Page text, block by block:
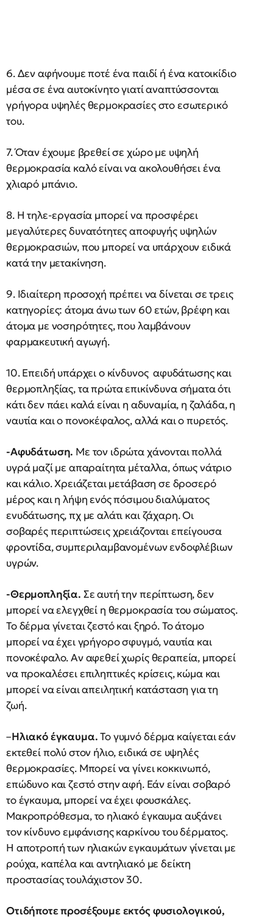
6. Δεν αφήνουμε ποτέ ένα παιδί ή ένα κατοικίδιο
μέσα σε ένα αυτοκίνητο γιατί αναπτύσσονται
γρήγορα υψηλές θερμοκρασίες στο εσωτερικό
του.
7. Όταν έχουμε βρεθεί σε χώρο με υψηλή
θερμοκρασία καλό είναι να ακολουθήσει ένα
χλιαρό μπάνιο.
8. Η τηλε-εργασία μπορεί να προσφέρει
μεγαλύτερες δυνατότητες αποφυγής υψηλών
θερμοκρασιών, που μπορεί να υπάρχουν ειδικά
κατά την μετακίνηση.
9. Ιδιαίτερη προσοχή πρέπει να δίνεται σε τρεις
κατηγορίες: άτομα άνω των 60 ετών, βρέφη και
άτομα με νοσηρότητες, που λαμβάνουν
φαρμακευτική αγωγή.
10. Επειδή υπάρχει ο κίνδυνος αφυδάτωσης και
θερμοπληξίας, τα πρώτα επικίνδυνα σήματα ότι
κάτι δεν πάει καλά είναι η αδυναμία, η ζαλάδα, η
ναυτία και ο πονοκέφαλος, αλλά και ο πυρετός.
-Αφυδάτωση. Με τον ιδρώτα χάνονται πολλά
υγρά μαζί με απαραίτητα μέταλλα, όπως νάτριο
και κάλιο. Χρειάζεται μετάβαση σε δροσερό
μέρος και η λήψη ενός πόσιμου διαλύματος
ενυδάτωσης, πχ με αλάτι και ζάχαρη. Οι
σοβαρές περιπτώσεις χρειάζονται επείγουσα
φροντίδα, συμπεριλαμβανομένων ενδοφλέβιων
υγρών.
-Θερμοπληξία. Σε αυτή την περίπτωση, δεν
μπορεί να ελεγχθεί η θερμοκρασία του σώματος.
Το δέρμα γίνεται ζεστό και ξηρό. Το άτομο
μπορεί να έχει γρήγορο σφυγμό, ναυτία και
πονοκέφαλο. Αν αφεθεί χωρίς θεραπεία, μπορεί
να προκαλέσει επιληπτικές κρίσεις, κώμα και
μπορεί να είναι απειλητική κατάσταση για τη
ζωή.
–Ηλιακό έγκαυμα.Το γυμνό δέρμα καίγεται εάν
εκτεθεί πολύ στον ήλιο, ειδικά σε υψηλές
θερμοκρασίες. Μπορεί να γίνει κοκκινωπό,
επώδυνο και ζεστό στην αφή. Εάν είναι σοβαρό
το έγκαυμα, μπορεί να έχει φουσκάλες.
Μακροπρόθεσμα, το ηλιακό έγκαυμα αυξάνει
τον κίνδυνο εμφάνισης καρκίνου του δέρματος.
Η αποτροπή των ηλιακών εγκαυμάτων γίνεται με
ρούχα, καπέλα και αντηλιακό με δείκτη
προστασίας τουλάχιστον 30.
Οτιδήποτε προσέξουμε εκτός φυσιολογικού,